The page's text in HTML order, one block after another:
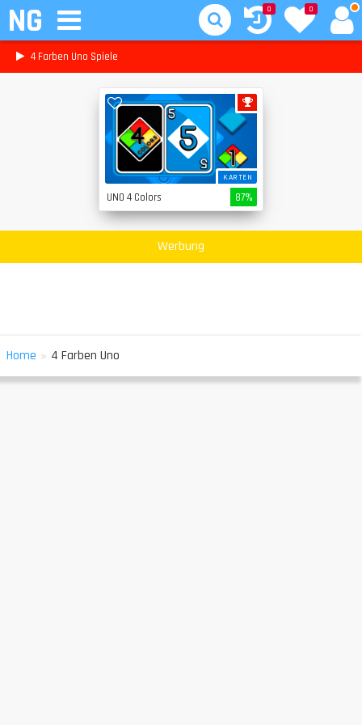
NG 0
0
4 Farben Uno Spiele
KARTEN
UNO 4 Colors 87%
Werbung
Home » 4 Farben Uno